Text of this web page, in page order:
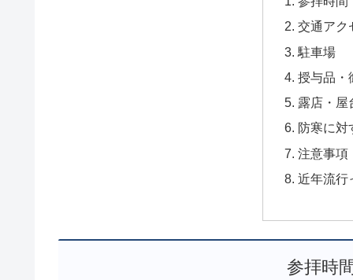
交通アク
駐車場
授与品・
露店・屋
防寒に対
注意事項
近年流行
参拝時